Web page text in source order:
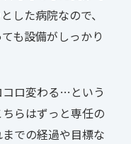
した病院なので、
も設備がしっかり
コロ変わる…という
らはずっと専任の
での経過や目標な